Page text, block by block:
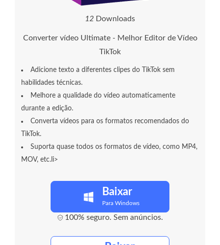
12 Downloads
Converter vídeo Ultimate - Melhor Editor de Vídeo
TikTok
Adicione texto a diferentes clipes do TikTok sem
habilidades técnicas.
Melhore a qualidade do vídeo automaticamente
durante a edição.
Converta vídeos para os formatos recomendados do
TikTok.
Suporta quase todos os formatos de vídeo, como MP4,
MOV, etc.li>
Baixar
Para Windows
100% seguro. Sem anúncios.